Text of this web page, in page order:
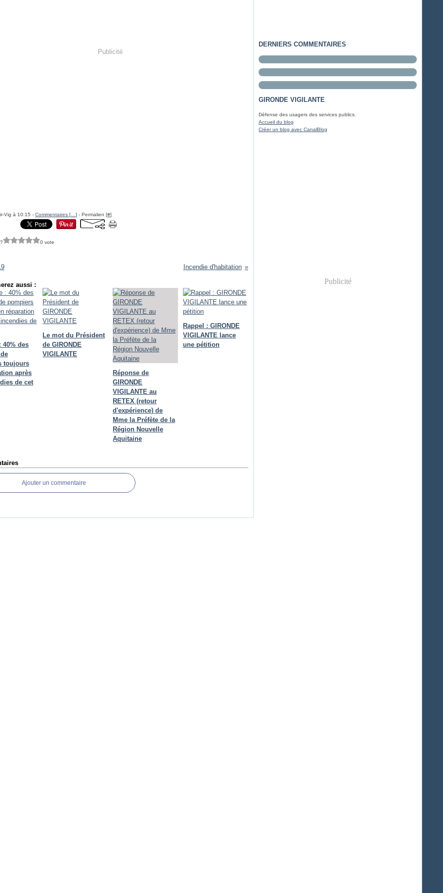
Publicité
Vig à 10:15 -Commentaires [ …] - Permalien [#]
0 vote
Incendie d'habitation
aussi :
40% des
toujours
après
de cet
Le mot du Président
de GIRONDE
VIGILANTE
Réponse de
GIRONDE
VIGILANTE au
RETEX (retour
d'expérience) de
Mme la Préfète de la
Région Nouvelle
Aquitaine
Rappel : GIRONDE
VIGILANTE lance
une pétition
Ajouter un commentaire
DERNIERS COMMENTAIRES
GIRONDE VIGILANTE
Défense des usagers des services publics.
Accueil du blog
Créer un blog avec CanalBlog
Publicité